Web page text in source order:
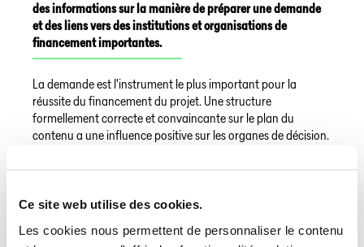
Ce site web utilise des cookies.
Les cookies nous permettent de personnaliser le contenu
des informations sur la manière de préparer une demande
et des liens vers des institutions et organisations de
financement importantes.
La demande est l'instrument le plus important pour la
réussite du financement du projet. Une structure
formellement correcte et convaincante sur le plan du
contenu a une influence positive sur les organes de décision.
l'organisme de financement et doit être adaptée en